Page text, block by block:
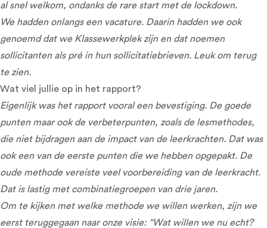
al snel welkom, ondanks de rare start met de lockdown.
We hadden onlangs een vacature. Daarin hadden we ook
genoemd dat we Klassewerkplek zijn en dat noemen
sollicitanten als pré in hun sollicitatiebrieven. Leuk om terug
te zien.
Wat viel jullie op in het rapport?
Eigenlijk was het rapport vooral een bevestiging. De goede
punten maar ook de verbeterpunten, zoals de lesmethodes,
die niet bijdragen aan de impact van de leerkrachten. Dat was
ook een van de eerste punten die we hebben opgepakt. De
oude methode vereiste veel voorbereiding van de leerkracht.
Dat is lastig met combinatiegroepen van drie jaren.
Om te kijken met welke methode we willen werken, zijn we
eerst teruggegaan naar onze visie: “Wat willen we nu echt?